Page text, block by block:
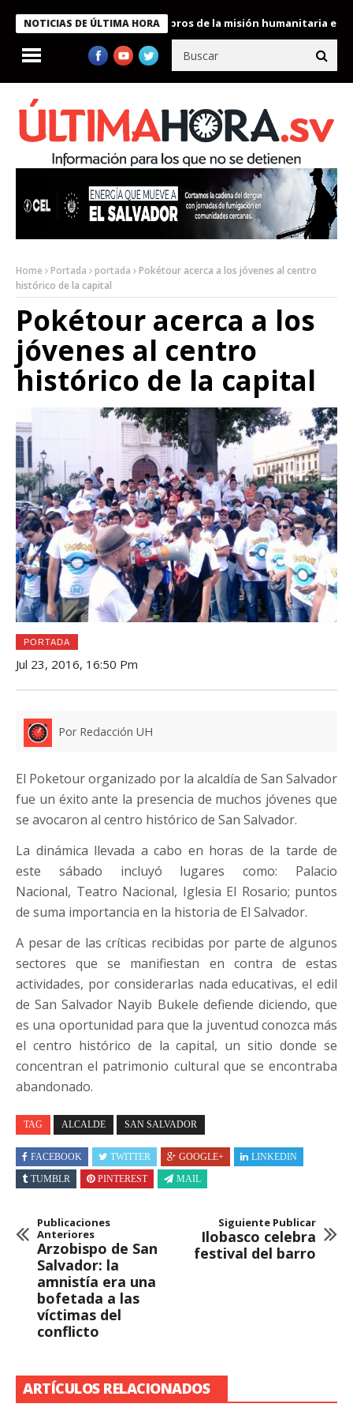
NOTICIAS DE ÚLTIMA HORA
Bukele condecora a miembros de la misión humanitaria enviada
Home Portada portada
Pokétour acerca a los jóvenes al centro
histórico de la capital
Pokétour acerca a los
jóvenes al centro
histórico de la capital
PORTADA
Jul 23, 2016, 16:50 Pm
Por Redacción UH
El Poketour organizado por la alcaldía de San Salvador
fue un éxito ante la presencia de muchos jóvenes que
se avocaron al centro histórico de San Salvador.
La dinámica llevada a cabo en horas de la tarde de
este sábado incluyó lugares como: Palacio
Nacional, Teatro Nacional, Iglesia El Rosario; puntos
de suma importancia en la historia de El Salvador.
A pesar de las críticas recibidas por parte de algunos
sectores que se manifiestan en contra de estas
actividades, por considerarlas nada educativas, el edil
de San Salvador Nayib Bukele defiende diciendo, que
es una oportunidad para que la juventud conozca más
el centro histórico de la capital, un sitio donde se
concentran el patrimonio cultural que se encontraba
abandonado.
TAG ALCALDE SAN SALVADOR
FACEBOOK TWITTER GOOGLE+
LINKEDIN
TUMBLR
PINTEREST MAIL
Publicaciones
Anteriores
Arzobispo de San
Salvador: la
amnistía era una
bofetada a las
víctimas del
conflicto
Siguiente Publicar
Ilobasco celebra
festival del barro
ARTÍCULOS RELACIONADOS